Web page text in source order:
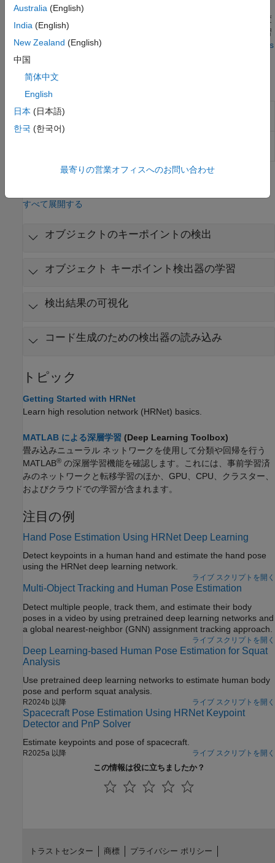
カスタム オブジェクト キーポイント検出器に学習させること
も、転移学習を使用して事前学習済みのキーポイント検出器に変
更を加え、用途に合わせて微調整することもできます。転移学習
の詳細については、Deep Learning: Transfer Learning in 10 lines
of MATLAB Code
アプリ
イメージ ラ
すべて展開する
オブジェクトのキーポイントの検出
オブジェクト キーポイント検出器の学習
検出結果の可視化
コード生成のための検出器の読み込み
トピック
Getting Started with HRNet
Learn high resolution network (HRNet) basics.
MATLAB による深層学習 (Deep Learning Toolbox)
畳み込みニューラル ネットワークを使用して分類や回帰を行う
MATLAB® の深層学習機能を確認します。これには、事前学習済
みのネットワークと転移学習のほか、GPU、CPU、クラスター、
およびクラウドでの学習が含まれます。
注目の例
Hand Pose Estimation Using HRNet Deep Learning
Detect keypoints in a human hand and estimate the hand pose
using the HRNet deep learning network.
ライブ スクリプトを開く
Multi-Object Tracking and Human Pose Estimation
Detect multiple people, track them, and estimate their body
poses in a video by using pretrained deep learning networks and
a global nearest-neighbor (GNN) assignment tracking approach.
ライブ スクリプトを開く
Deep Learning-based Human Pose Estimation for Squat
Analysis
Use pretrained deep learning networks to estimate human body
pose and perform squat analysis.
R2024b 以降 ライブ スクリプトを開く
Spacecraft Pose Estimation Using HRNet Keypoint
Detector and PnP Solver
Estimate keypoints and pose of spacecraft.
R2025a 以降 ライブ スクリプトを開く
この情報は役に立ちましたか？
Australia (English)
India (English)
New Zealand (English)
中国
简体中文
English
日本 (日本語)
한국 (한국어)
最寄りの営業オフィスへのお問い合わせ
トラストセンター 商標 プライバシー ポリシー